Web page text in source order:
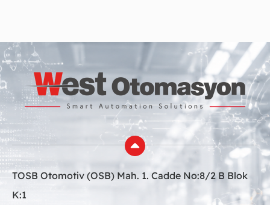
TOSB Otomotiv (OSB) Mah. 1. Cadde No:8/2 B Blok
K:1